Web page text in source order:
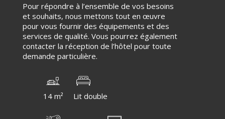
Pour répondre à l’ensemble de vos besoins
et souhaits, nous mettons tout en œuvre
pour vous fournir des équipements et des
services de qualité. Vous pourrez également
contacter la réception de l’hôtel pour toute
demande particulière.
14 m² Lit double